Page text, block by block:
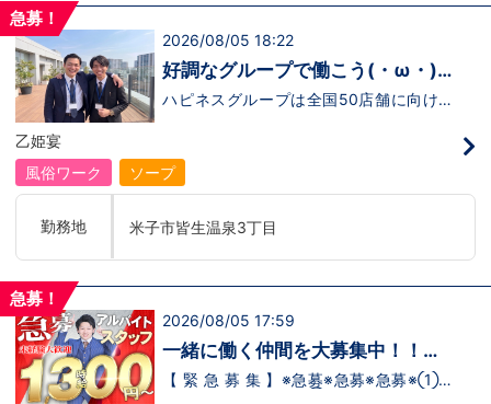
他社と比較検討中など。そのような時は1
もしれません。アナタからのご連絡お待ち
しております。
新人キャストさんにお仕事を教えるアドバ
は年功序列ではなく実力主義です。 頑張
り次第でいくらでも店長や幹部枠への昇格
が可能なんです！力のある方には必要な席
をしっかりご用意できる環境ですのでご安
水戸：水戸駅からバス5分 北海道 札幌：すす
きの駅から徒歩5分 中国・四国 鳥取：米子市
皆生温泉 愛媛：松山道後温泉 九州・沖縄 福
岡：中洲川端駅から徒歩8分 沖縄：那覇市※出
店準備中 他にも続々出店予定 遠方からのご応
急募！
2026/08/05 18:22
好調なグループで働こう(・ω・)
ノ
ハピネスグループは全国50店舗に向けて
有！！ つまり・・・ハピネスグループの
中でも、今！1番役職に就けるチャンスが
「今」入社するべきじゃないです
か！？！？ のし上がりたいなら、このビ
ッグチャンス見逃さないでください！！チ
か？？当グループは年功序列ではなく実力
や幹部枠への昇格が可能なんです！力のあ
る方には必要な席をしっかりご用意できる
環境ですのでご安心ください。実際に入社
後、最短で8ヶ月で店長になった先輩もい
乙姫宴
風俗ワーク
ソープ
勤務地 米子市皆生温泉3丁目
急募！
2026/08/05 17:59
一緒に働く仲間を大募集中！！
【アルバイト・送迎ドライバー急
【 緊 急 募 集 】※急募※急募※急募※①ス